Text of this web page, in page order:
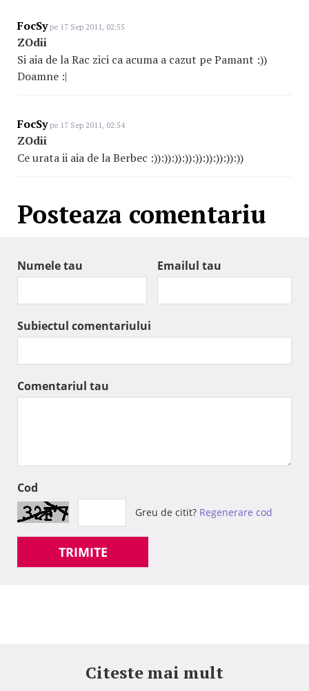
FocSype 17 Sep 2011, 02:55
ZOdii
Si aia de la Rac zici ca acuma a cazut pe Pamant :))
Doamne :|
FocSype 17 Sep 2011, 02:54
ZOdii
Ce urata ii aia de la Berbec :)):)):)):)):)):)):)):)):))
Posteaza comentariu
Numele tau Emailul tau
Subiectul comentariului
Comentariul tau
Cod
Greu de citit? Regenerare cod
TRIMITE
Citeste mai mult